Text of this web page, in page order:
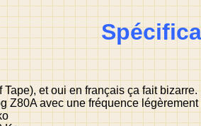
et oui en français ça fait bizarre.
Z80A avec une fréquence